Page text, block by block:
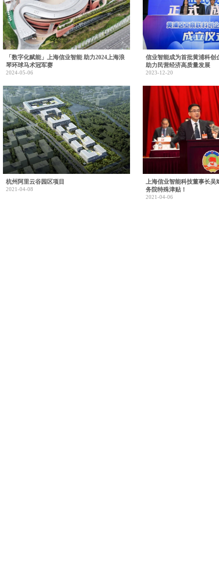
「数字化赋能」上海信业智能 助力2024上海浪
琴环球马术冠军赛
2024-05-06
信业智能成为首批黄浦科创
助力民营经济高质量发展
2023-12-20
杭州阿里云谷园区项目
2021-04-08
上海信业智能科技董事长吴
务院特殊津贴！
2021-04-06